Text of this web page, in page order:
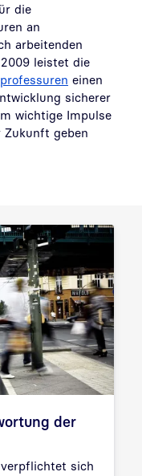
die
an
arbeitenden
leistet die
einen
sicherer
wichtige Impulse
Zukunft geben
der
sich